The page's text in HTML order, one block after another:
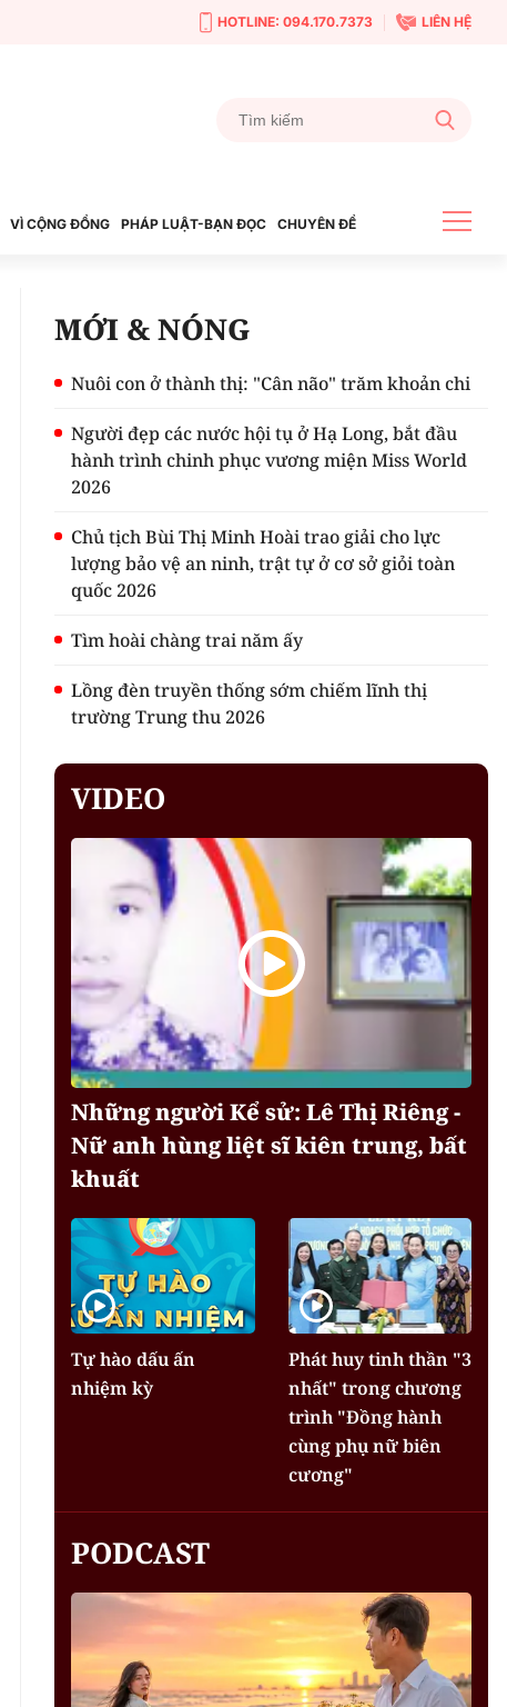
HOTLINE: 094.170.7373 LIÊN HỆ
VÌ CỘNG ĐỒNG PHÁP LUẬT-BẠN ĐỌC CHUYÊN ĐỀ
MỚI & NÓNG
Nuôi con ở thành thị: "Cân não" trăm khoản chi
Người đẹp các nước hội tụ ở Hạ Long, bắt đầu
hành trình chinh phục vương miện Miss World
2026
Chủ tịch Bùi Thị Minh Hoài trao giải cho lực
lượng bảo vệ an ninh, trật tự ở cơ sở giỏi toàn
quốc 2026
Tìm hoài chàng trai năm ấy
Lồng đèn truyền thống sớm chiếm lĩnh thị
trường Trung thu 2026
VIDEO
Những người Kể sử: Lê Thị Riêng -
Nữ anh hùng liệt sĩ kiên trung, bất
khuất
Tự hào dấu ấn
nhiệm kỳ
Phát huy tinh thần "3
nhất" trong chương
trình "Đồng hành
cùng phụ nữ biên
cương"
PODCAST